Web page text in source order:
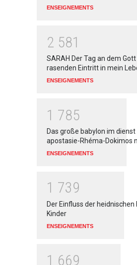
ENSEIGNEMENTS
2 581
SARAH Der Tag an dem
rasenden Eintritt in mein
ENSEIGNEMENTS
1 785
Das große babylon im dienst
apostasie-Rhéma-Dokimos
ENSEIGNEMENTS
1 739
Der Einfluss der
Kinder
ENSEIGNEMENTS
1 669